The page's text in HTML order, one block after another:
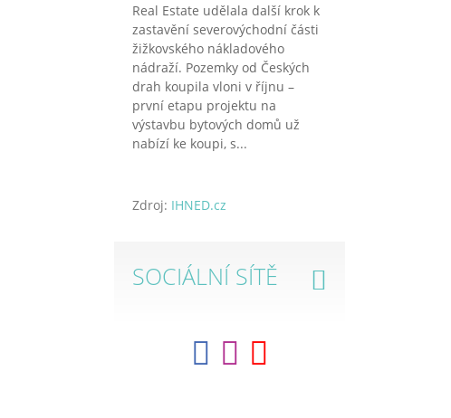
Real Estate udělala další krok k
zastavění severovýchodní části
žižkovského nákladového
nádraží. Pozemky od Českých
drah koupila vloni v říjnu –
první etapu projektu na
výstavbu bytových domů už
nabízí ke koupi, s...
Zdroj: IHNED.cz
SOCIÁLNÍ SÍTĚ